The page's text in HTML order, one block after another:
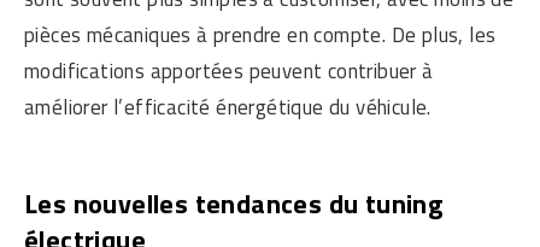
pièces mécaniques à prendre en compte. De plus, les
modifications apportées peuvent contribuer à
améliorer l’efficacité énergétique du véhicule.
Les nouvelles tendances du tuning